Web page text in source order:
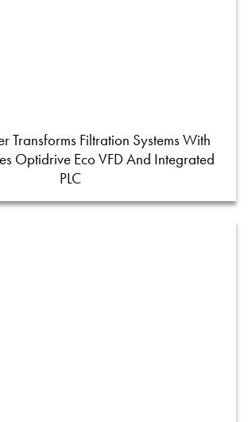
Transforms Filtration Systems With
Optidrive Eco VFD And Integrated
PLC